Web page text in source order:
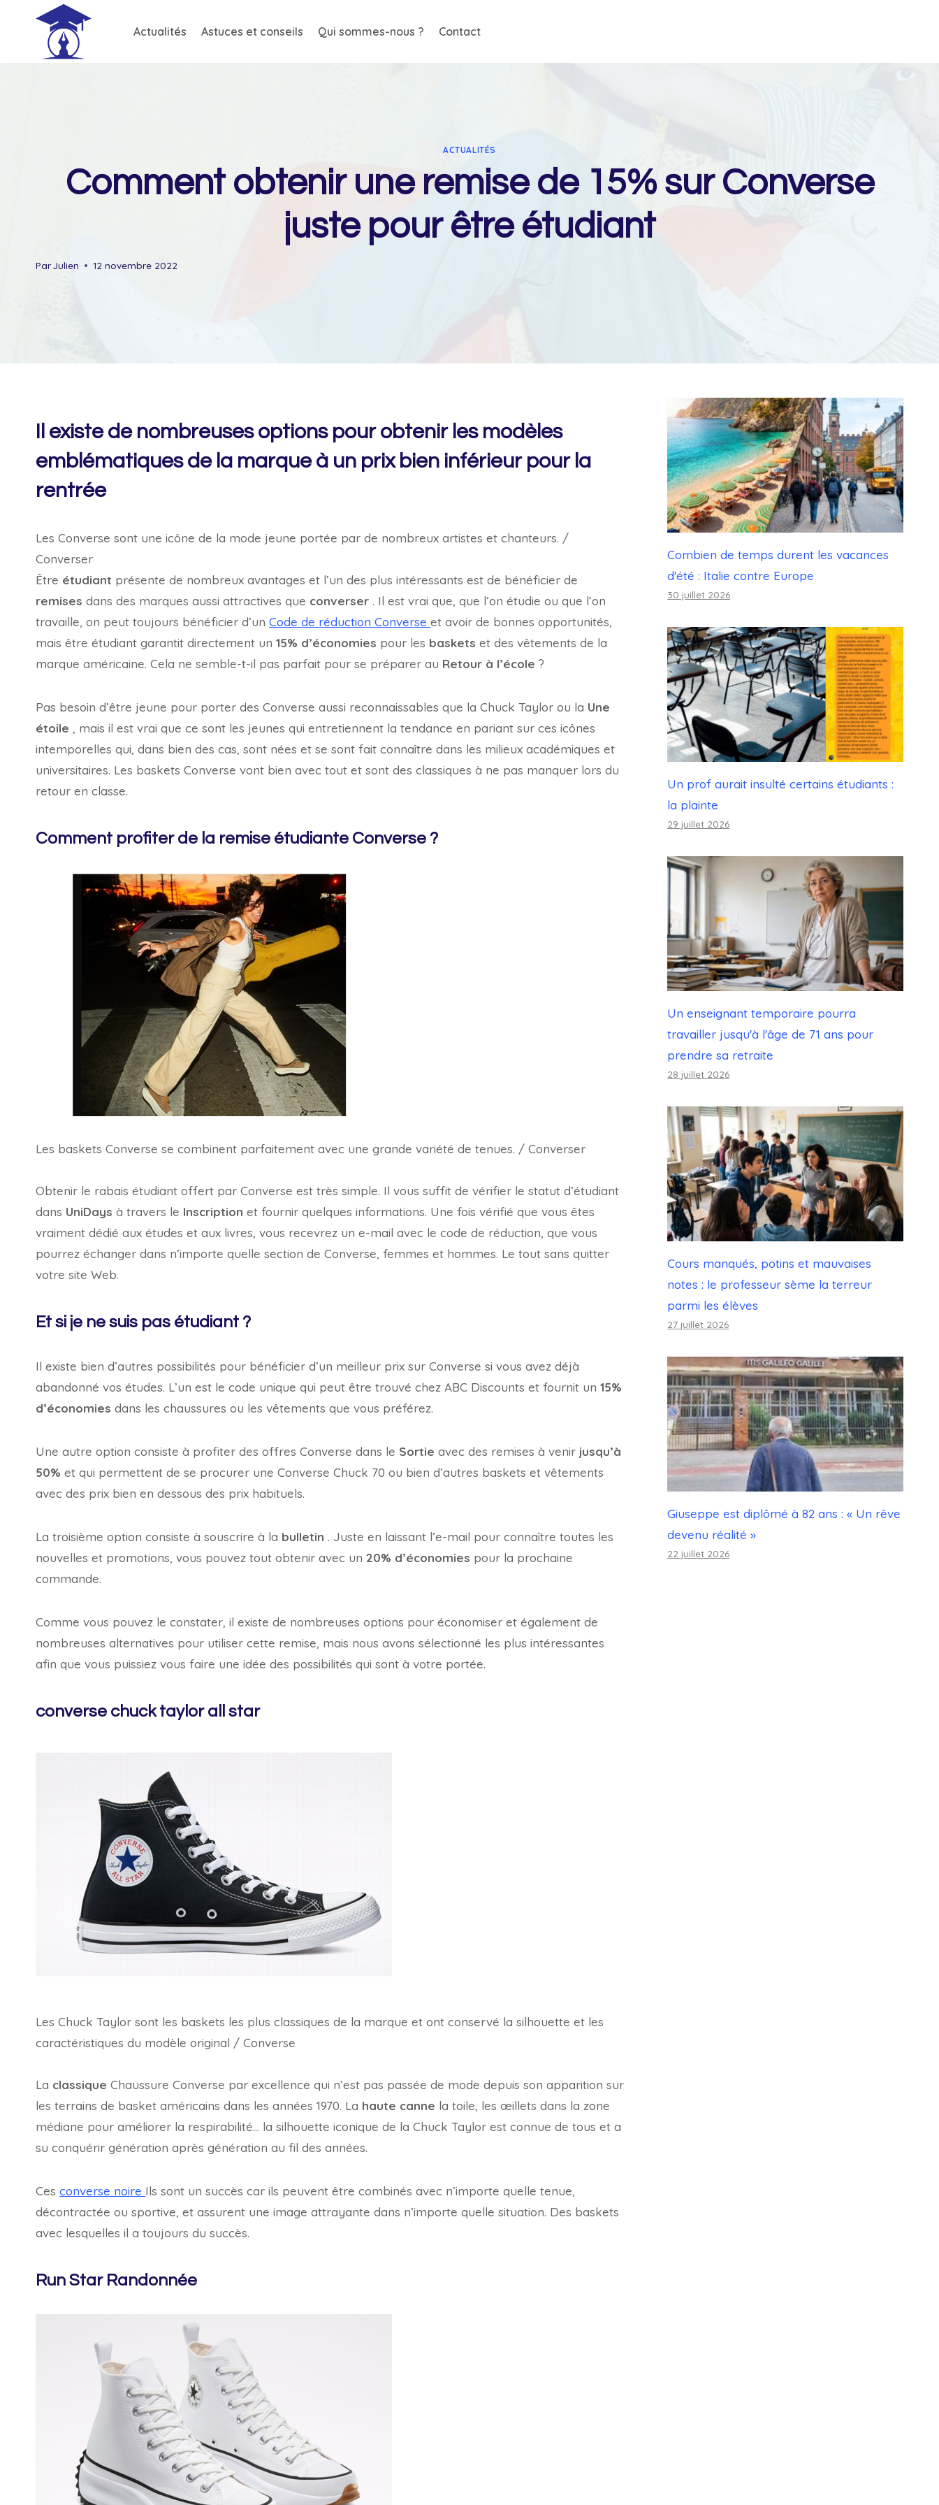
Actualités Astuces et conseils Qui sommes-nous ? Contact
ACTUALITÉS
Comment obtenir une remise de 15% sur Converse
juste pour être étudiant
ParJulien 12 novembre 2022
Il existe de nombreuses options pour obtenir les modèles
emblématiques de la marque à un prix bien inférieur pour la
rentrée
Les Converse sont une icône de la mode jeune portée par de nombreux artistes et chanteurs. /
Converser
Être étudiant présente de nombreux avantages et l’un des plus intéressants est de bénéficier de
remises dans des marques aussi attractives que converser . Il est vrai que, que l’on étudie ou que l’on
travaille, on peut toujours bénéficier d’un Code de réduction Converse et avoir de bonnes opportunités,
mais être étudiant garantit directement un 15% d’économies pour les baskets et des vêtements de la
marque américaine. Cela ne semble-t-il pas parfait pour se préparer au Retour à l’école ?
Pas besoin d’être jeune pour porter des Converse aussi reconnaissables que la Chuck Taylor ou la Une
étoile , mais il est vrai que ce sont les jeunes qui entretiennent la tendance en pariant sur ces icônes
intemporelles qui, dans bien des cas, sont nées et se sont fait connaître dans les milieux académiques et
universitaires. Les baskets Converse vont bien avec tout et sont des classiques à ne pas manquer lors du
retour en classe.
Comment profiter de la remise étudiante Converse ?
Les baskets Converse se combinent parfaitement avec une grande variété de tenues. / Converser
Obtenir le rabais étudiant offert par Converse est très simple. Il vous suffit de vérifier le statut d’étudiant
dans UniDays à travers le Inscription et fournir quelques informations. Une fois vérifié que vous êtes
vraiment dédié aux études et aux livres, vous recevrez un e-mail avec le code de réduction, que vous
pourrez échanger dans n’importe quelle section de Converse, femmes et hommes. Le tout sans quitter
votre site Web.
Et si je ne suis pas étudiant ?
Il existe bien d’autres possibilités pour bénéficier d’un meilleur prix sur Converse si vous avez déjà
abandonné vos études. L’un est le code unique qui peut être trouvé chez ABC Discounts et fournit un 15%
d’économies dans les chaussures ou les vêtements que vous préférez.
Une autre option consiste à profiter des offres Converse dans le Sortie avec des remises à venir jusqu’à
50% et qui permettent de se procurer une Converse Chuck 70 ou bien d’autres baskets et vêtements
avec des prix bien en dessous des prix habituels.
La troisième option consiste à souscrire à la bulletin . Juste en laissant l’e-mail pour connaître toutes les
nouvelles et promotions, vous pouvez tout obtenir avec un 20% d’économies pour la prochaine
commande.
Comme vous pouvez le constater, il existe de nombreuses options pour économiser et également de
nombreuses alternatives pour utiliser cette remise, mais nous avons sélectionné les plus intéressantes
afin que vous puissiez vous faire une idée des possibilités qui sont à votre portée.
converse chuck taylor all star
Les Chuck Taylor sont les baskets les plus classiques de la marque et ont conservé la silhouette et les
caractéristiques du modèle original / Converse
La classique Chaussure Converse par excellence qui n’est pas passée de mode depuis son apparition sur
les terrains de basket américains dans les années 1970. La haute canne la toile, les œillets dans la zone
médiane pour améliorer la respirabilité… la silhouette iconique de la Chuck Taylor est connue de tous et a
su conquérir génération après génération au fil des années.
Ces converse noire Ils sont un succès car ils peuvent être combinés avec n’importe quelle tenue,
décontractée ou sportive, et assurent une image attrayante dans n’importe quelle situation. Des baskets
avec lesquelles il a toujours du succès.
Run Star Randonnée
Combien de temps durent les vacances
d'été : Italie contre Europe
30 juillet 2026
Un prof aurait insulté certains étudiants :
la plainte
29 juillet 2026
Un enseignant temporaire pourra
travailler jusqu'à l'âge de 71 ans pour
prendre sa retraite
28 juillet 2026
Cours manqués, potins et mauvaises
notes : le professeur sème la terreur
parmi les élèves
27 juillet 2026
Giuseppe est diplômé à 82 ans : « Un rêve
devenu réalité »
22 juillet 2026